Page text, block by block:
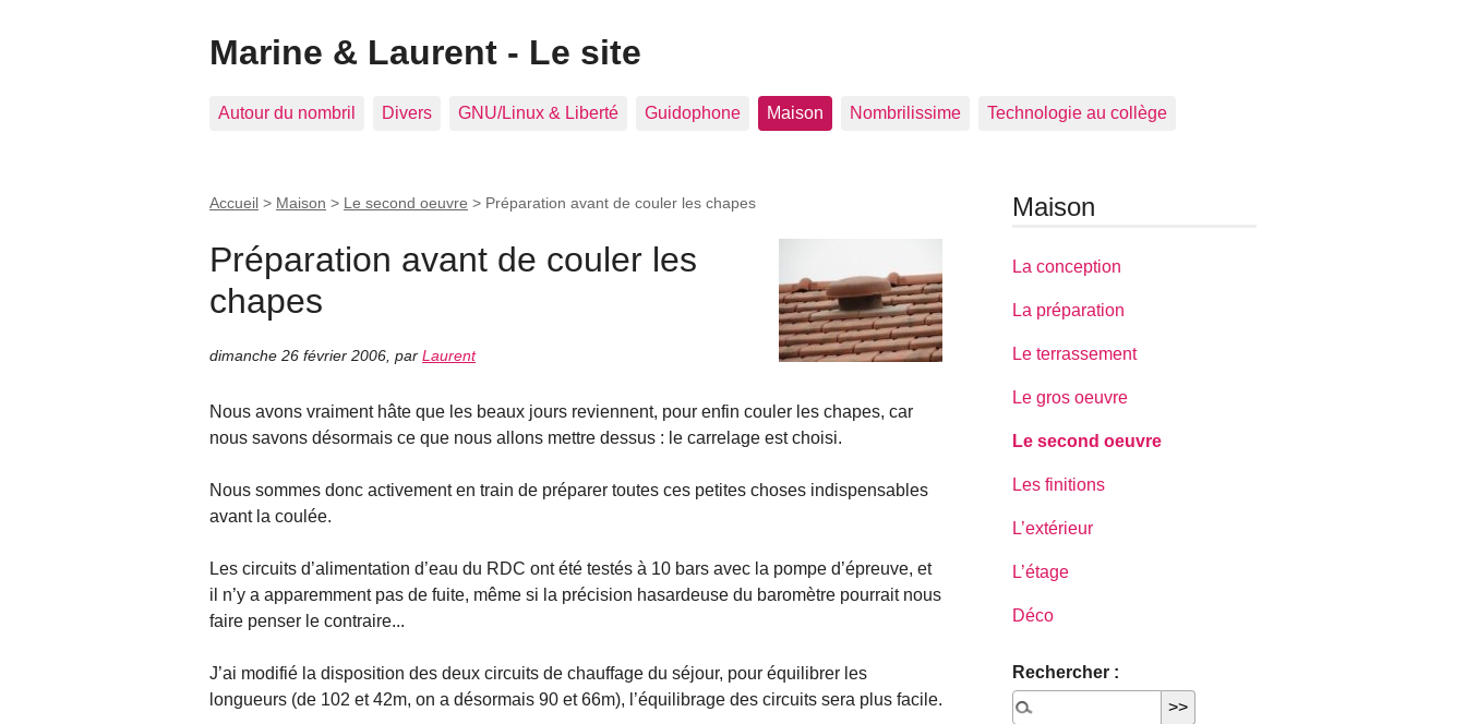
Marine & Laurent - Le site
Autour du nombril Divers GNU/Linux & Liberté Guidophone Maison Nombrilissime Technologie au collège
Accueil > Maison > Le second oeuvre > Préparation avant de couler les chapes
Préparation avant de couler les
chapes
dimanche 26 février 2006 par Laurent
Nous avons vraiment hâte que les beaux jours reviennent, pour enfin couler les chapes, car
nous savons désormais ce que nous allons mettre dessus : le carrelage est choisi.
Nous sommes donc activement en train de préparer toutes ces petites choses indispensables
avant la coulée.
Les circuits d’alimentation d’eau du RDC ont été testés à 10 bars avec la pompe d’épreuve, et
il n’y a apparemment pas de fuite, même si la précision hasardeuse du baromètre pourrait nous
faire penser le contraire...
J’ai modifié la disposition des deux circuits de chauffage du séjour, pour équilibrer les
longueurs (de 102 et 42m, on a désormais 90 et 66m), l’équilibrage des circuits sera plus facile.
Maison
La conception
La préparation
Le terrassement
Le gros oeuvre
Le second oeuvre
Les finitions
L’extérieur
L’étage
Déco
Rechercher :